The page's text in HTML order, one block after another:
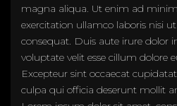
magna aliqua. Ut enim ad
exercitation ullamco laboris nisi
consequat. Duis aute irure dolor
voluptate velit esse cillum dolore
Excepteur sint occaecat
culpa qui officia deserunt mollit